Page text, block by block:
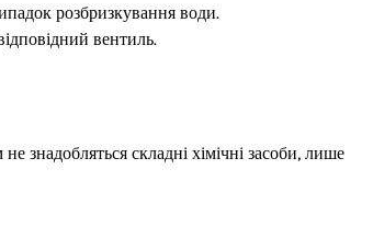
розбризкування води.
вентиль.
знадобляться складні хімічні засоби, лише